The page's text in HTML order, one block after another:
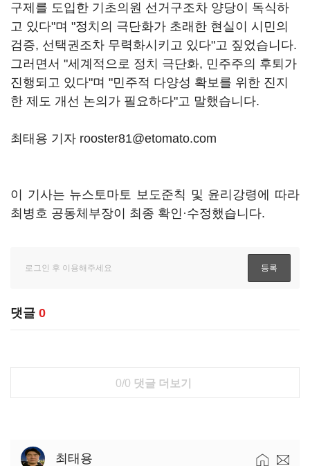
구제를 도입한 기초의원 선거구조차 양당이 독식하
고 있다"며 "정치의 극단화가 초래한 현실이 시민의
검증, 선택권조차 무력화시키고 있다"고 짚었습니다.
그러면서 "세계적으로 정치 극단화, 민주주의 후퇴가
진행되고 있다"며 "민주적 다양성 확보를 위한 진지
한 제도 개선 논의가 필요하다"고 말했습니다.
최태용 기자 rooster81@etomato.com
이 기사는 뉴스토마토 보도준칙 및 윤리강령에 따라
최병호 공동체부장이 최종 확인·수정했습니다.
댓글 0
0/0 댓글 더보기
최태용